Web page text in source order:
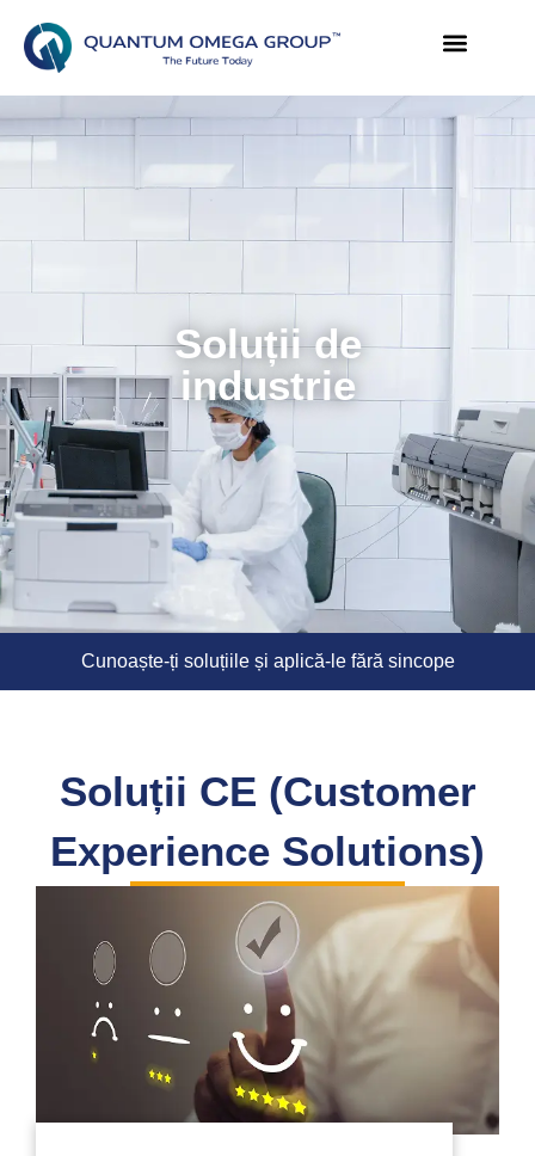
Soluții de
industrie
Cunoaște-ți soluțiile și aplică-le fără sincope
Soluții CE (Customer
Experience Solutions)